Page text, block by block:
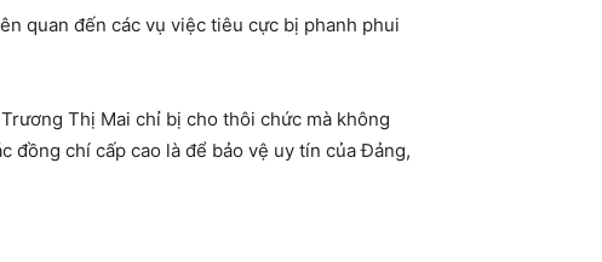
quan đến các vụ việc tiêu cực bị phanh phui
Thị Mai chỉ bị cho thôi chức mà không
đồng chí cấp cao là để bảo vệ uy tín của Đảng,